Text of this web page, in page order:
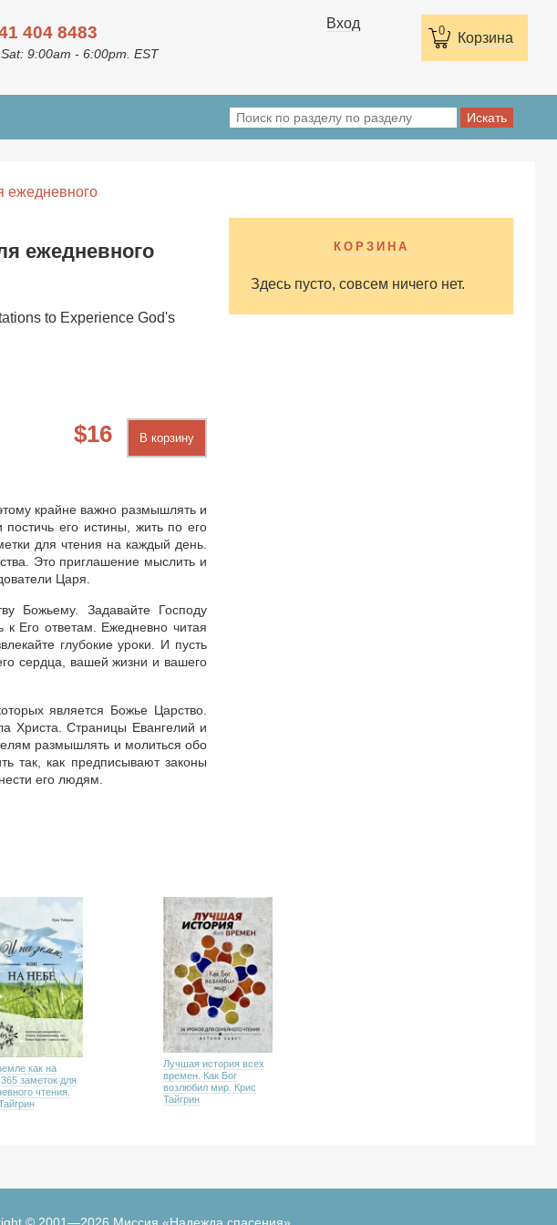
0 Корзина
404 8483
9:00am - 6:00pm. EST
Вход
ежедневного
ежедневного
to Experience God's
16 В корзину
крайне важно размышлять и
его истины, жить по его
для чтения на каждый день.
Это приглашение мыслить и
Царя.
Божьему. Задавайте Господу
к Его ответам. Ежедневно читая
глубокие уроки. И пусть
сердца, вашей жизни и вашего
является Божье Царство.
Христа. Страницы Евангелий и
размышлять и молиться обо
так, как предписывают законы
его людям.
КОРЗИНА
Здесь пусто, совсем ничего нет.
как на
заметок для
чтения.
Лучшая история всех
времен. Как Бог
возлюбил мир. Крис
Тайгрин